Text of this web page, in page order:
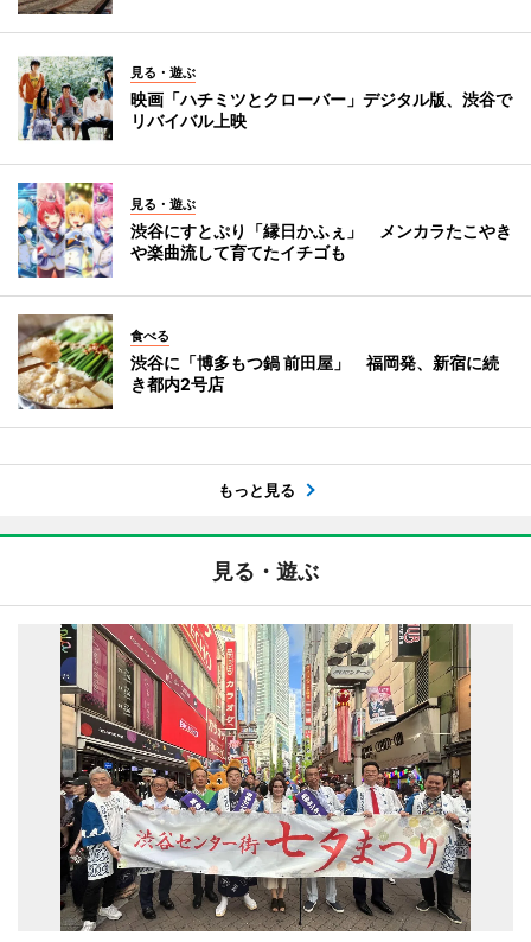
見る・遊ぶ
映画「ハチミツとクローバー」デジタル版、渋谷で
リバイバル上映
見る・遊ぶ
渋谷にすとぷり「縁日かふぇ」 メンカラたこやき
や楽曲流して育てたイチゴも
食べる
渋谷に「博多もつ鍋 前田屋」 福岡発、新宿に続
き都内2号店
もっと見る
見る・遊ぶ